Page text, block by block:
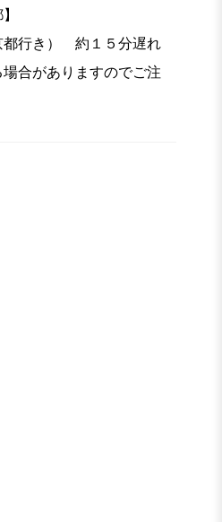
都行き） 約１５分遅れ
合がありますのでご注